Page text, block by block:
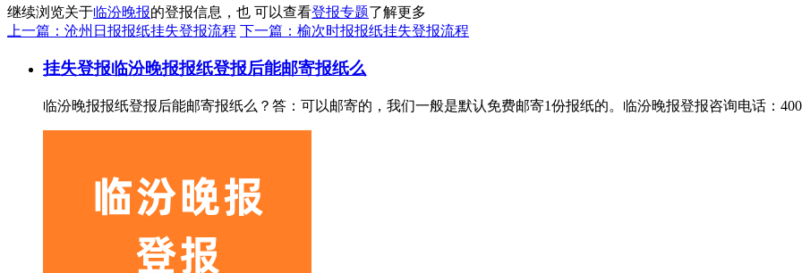
继续浏览关于临汾晚报的登报信息，也 可以查看登报专题了解更多
上一篇：沧州日报报纸挂失登报流程 下一篇：榆次时报报纸挂失登报流程
挂失登报临汾晚报报纸登报后能邮寄报纸么
临汾晚报报纸登报后能邮寄报纸么？答：可以邮寄的，我们一般是默认免费邮寄1份报纸的。临汾晚报登报咨询电话：